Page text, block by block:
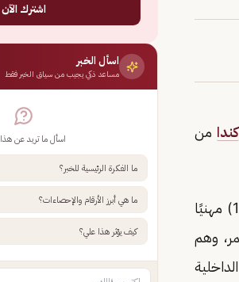
كندا من
، بوفد وصل إلى أكثر من (170) مهنيًا
وهم
اشترك الآن
اسأل الخبر
مساعد ذكي يجيب من سياق الخبر فقط
اسأل ما تريد عن هذا
ما الفكرة الرئيسية للخبر؟
ما هي أبرز الأرقام والإحصاءات؟
كيف يؤثر هذا علي؟